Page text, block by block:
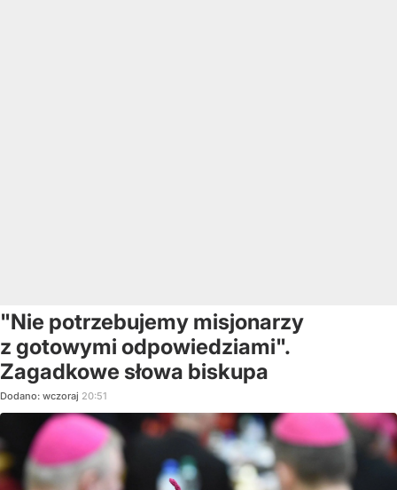
"Nie potrzebujemy misjonarzy
z gotowymi odpowiedziami".
Zagadkowe słowa biskupa
Dodano: wczoraj 20:51